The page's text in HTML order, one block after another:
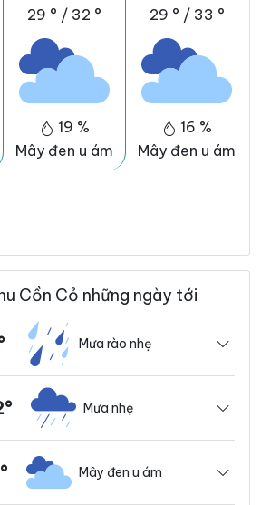
29 ° / 32 °
19 %
Mây đen u ám
29 ° / 33 °
16 %
Mây đen u ám
Cồn Cỏ những ngày tới
Mưa rào nhẹ
Mưa nhẹ
Mây đen u ám